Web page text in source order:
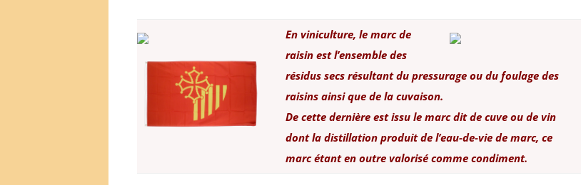
En viniculture, le marc de
raisin est l’ensemble des
résidus secs résultant du pressurage ou du foulage des
raisins ainsi que de la cuvaison.
De cette dernière est issu le marc dit de cuve ou de vin
dont la distillation produit de l’eau-de-vie de marc, ce
marc étant en outre valorisé comme condiment.